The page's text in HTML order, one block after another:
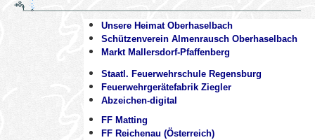
Unsere Heimat Oberhaselbach
Schützenverein Almenrausch Oberhaselbach
Markt Mallersdorf-Pfaffenberg
Staatl. Feuerwehrschule Regensburg
Feuerwehrgerätefabrik Ziegler
Abzeichen-digital
FF Matting
FF Reichenau (Österreich)